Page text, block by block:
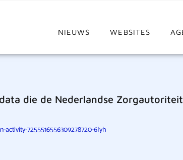
NIEUWS WEBSITES
die de Nederlandse
7255516556309278720-6Iyh